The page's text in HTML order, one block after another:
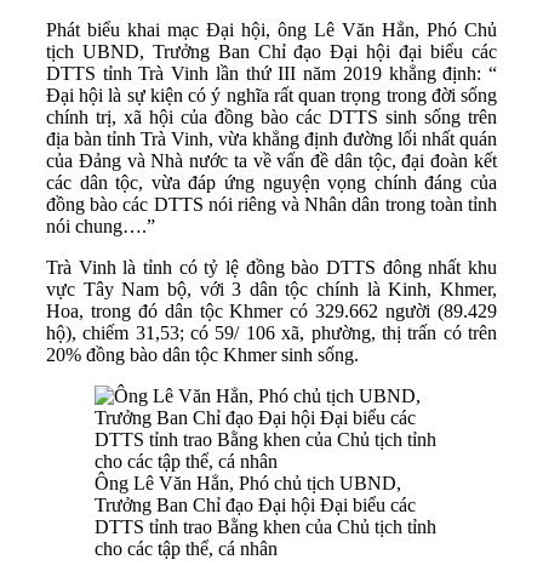
Phát biểu khai mạc Đại hội, ông Lê Văn Hẳn, Phó Chủ
tịch UBND, Trưởng Ban Chỉ đạo Đại hội đại biểu các
DTTS tỉnh Trà Vinh lần thứ III năm 2019 khẳng định: “
Đại hội là sự kiện có ý nghĩa rất quan trọng trong đời sống
chính trị, xã hội của đồng bào các DTTS sinh sống trên
địa bàn tỉnh Trà Vinh, vừa khẳng định đường lối nhất quán
của Đảng và Nhà nước ta về vấn đề dân tộc, đại đoàn kết
các dân tộc, vừa đáp ứng nguyện vọng chính đáng của
đồng bào các DTTS nói riêng và Nhân dân trong toàn tỉnh
nói chung….”
Trà Vinh là tỉnh có tỷ lệ đồng bào DTTS đông nhất khu
vực Tây Nam bộ, với 3 dân tộc chính là Kinh, Khmer,
Hoa, trong đó dân tộc Khmer có 329.662 người (89.429
hộ), chiếm 31,53; có 59/ 106 xã, phường, thị trấn có trên
20% đồng bào dân tộc Khmer sinh sống.
Ông Lê Văn Hẳn, Phó chủ tịch UBND,
Trưởng Ban Chỉ đạo Đại hội Đại biểu các
DTTS tỉnh trao Bằng khen của Chủ tịch tỉnh
cho các tập thể, cá nhân